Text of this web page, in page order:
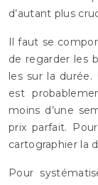
d’autant plus
Il faut se
de regarder les
les sur la
est
moins d’une
prix parfait.
cartographier la
Pour